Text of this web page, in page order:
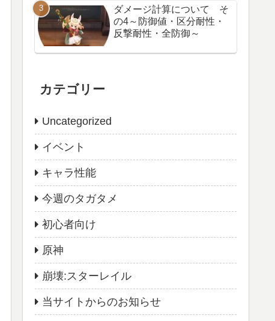
ダメージ計算について そ
の4～防御値・区分耐性・
反撃耐性・全防御～
カテゴリー
Uncategorized
イベント
キャラ性能
今週のタガタメ
初心者向け
原神
崩壊:スターレイル
当サイトからのお知らせ